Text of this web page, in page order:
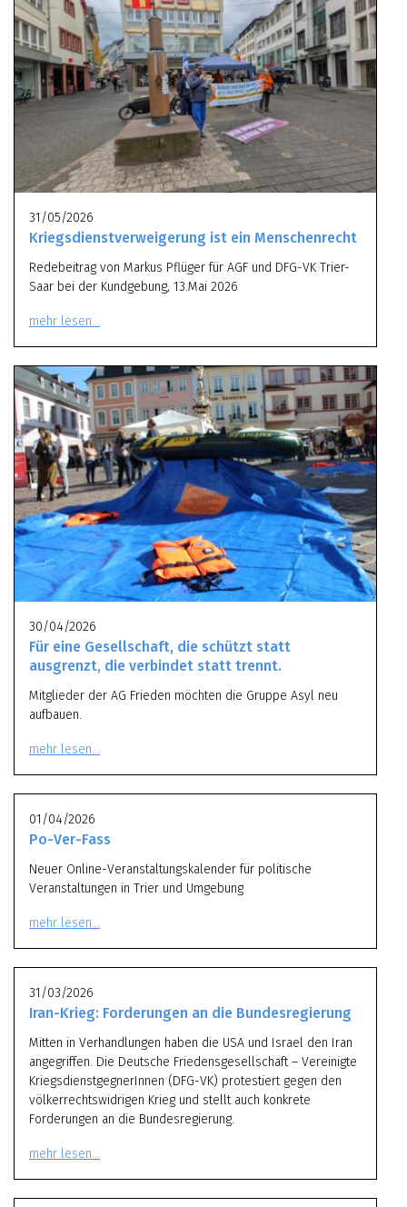
31/05/2026
Kriegsdienstverweigerung ist ein Menschenrecht
Redebeitrag von Markus Pflüger für AGF und DFG-VK Trier-
Saar bei der Kundgebung, 13.Mai 2026
mehr lesen…
30/04/2026
Für eine Gesellschaft, die schützt statt
ausgrenzt, die verbindet statt trennt.
Mitglieder der AG Frieden möchten die Gruppe Asyl neu
aufbauen.
mehr lesen…
01/04/2026
Po-Ver-Fass
Neuer Online-Veranstaltungskalender für politische
Veranstaltungen in Trier und Umgebung
mehr lesen…
31/03/2026
Iran-Krieg: Forderungen an die Bundesregierung
Mitten in Verhandlungen haben die USA und Israel den Iran
angegriffen. Die Deutsche Friedensgesellschaft – Vereinigte
KriegsdienstgegnerInnen (DFG-VK) protestiert gegen den
völkerrechtswidrigen Krieg und stellt auch konkrete
Forderungen an die Bundesregierung.
mehr lesen…